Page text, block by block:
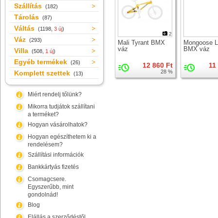
Szállítás (182)
Tárolás (87)
Váltás (1198, 3 új)
Váz (293)
Villa (508, 1 új)
Egyéb termékek (26)
Komplett szettek (13)
Miért rendelj tőlünk?
Mikorra tudjátok szállítani
a terméket?
Hogyan vásárolhatok?
Hogyan egészíthetem ki a
rendelésem?
Szállítási információk
Bankkártyás fizetés
Csomagcsere.
Egyszerűbb, mint
gondolnád!
Blog
2
Mali Tyrant BMX
váz
12 860 Ft
28 %
Mongoose
BMX váz